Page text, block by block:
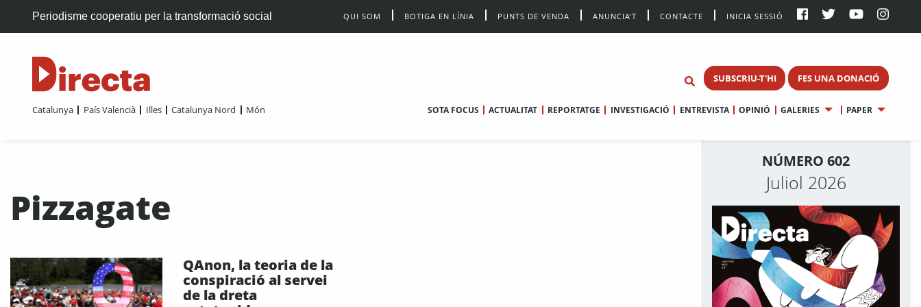
Periodisme cooperatiu per la transformació social QUI SOM BOTIGA EN LÍNIA PUNTS DE VENDA ANUNCIA’T CONTACTE INICIA SESSIÓ
SUBSCRIU-T'HI FES UNA DONACIÓ
Catalunya País Valencià Illes Catalunya Nord Món SOTA FOCUS ACTUALITAT REPORTATGE INVESTIGACIÓ ENTREVISTA OPINIÓ GALERIES PAPER
Pizzagate
QAnon, la teoria de la
conspiració al servei
de la dreta
NÚMERO 602
Juliol 2026